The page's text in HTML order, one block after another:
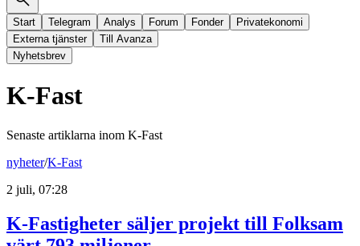
Start Telegram Analys Forum Fonder
Privatekonomi
Externa tjänster
Till Avanza
Nyhetsbrev
K-Fast
Senaste artiklarna inom K-Fast
nyheter/K-Fast
2 juli, 07:28
K-Fastigheter säljer projekt till Folksam